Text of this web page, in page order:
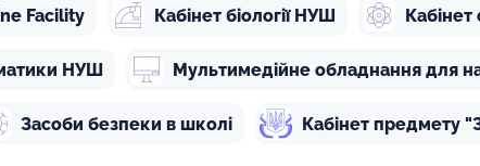
Facility Кабінет біології НУШ
НУШ Мультимедійне обладнання для
Засоби безпеки в школі Кабінет предмету